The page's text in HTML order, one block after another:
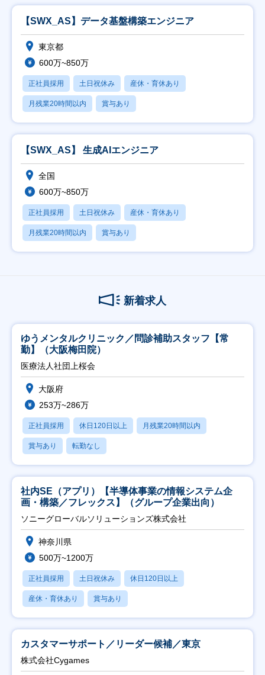
【SWX_AS】データ基盤構築エンジニア
東京都
600万~850万
正社員採用 土日祝休み 産休・育休あり
月残業20時間以内 賞与あり
【SWX_AS】 生成AIエンジニア
全国
600万~850万
正社員採用 土日祝休み 産休・育休あり
月残業20時間以内 賞与あり
新着求人
ゆうメンタルクリニック／問診補助スタッフ【常
勤】（大阪梅田院）
医療法人社団上桜会
大阪府
253万~286万
正社員採用 休日120日以上 月残業20時間以内
賞与あり 転勤なし
社内SE（アプリ）【半導体事業の情報システム企
画・構築／フレックス】（グループ企業出向）
ソニーグローバルソリューションズ株式会社
神奈川県
500万~1200万
正社員採用 土日祝休み 休日120日以上
産休・育休あり 賞与あり
カスタマーサポート／リーダー候補／東京
株式会社Cygames